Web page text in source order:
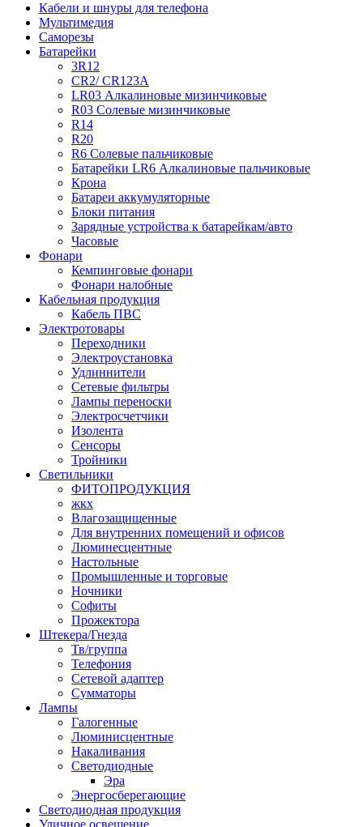
Кабели и шнуры для телефона
Мультимедия
Саморезы
Батарейки
3R12
CR2/ CR123A
LR03 Алкалиновые мизинчиковые
R03 Солевые мизинчиковые
R14
R20
R6 Солевые пальчиковые
Батарейки LR6 Алкалиновые пальчиковые
Крона
Батареи аккумуляторные
Блоки питания
Зарядные устройства к батарейкам/авто
Часовые
Фонари
Кемпинговые фонари
Фонари налобные
Кабельная продукция
Кабель ПВС
Электротовары
Переходники
Электроустановка
Удлиннители
Сетевые фильтры
Лампы переноски
Электросчетчики
Изолента
Сенсоры
Тройники
Светильники
ФИТОПРОДУКЦИЯ
жкх
Влагозащищенные
Для внутренних помещений и офисов
Люминесцентные
Настольные
Промышленные и торговые
Ночники
Софиты
Прожектора
Штекера/Гнезда
Тв/группа
Телефония
Сетевой адаптер
Сумматоры
Лампы
Галогенные
Люминисцентные
Накаливания
Светодиодные
Эра
Энергосберегающие
Светодиодная продукция
Уличное освещение